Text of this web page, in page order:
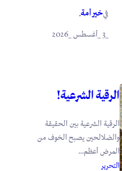
فيخير أمة.
الرقية الشرعية!
الرقية الشرعية بين الحقيقة
والضلالحين يصبح الخوف من
المرض أعظم...
التحرير